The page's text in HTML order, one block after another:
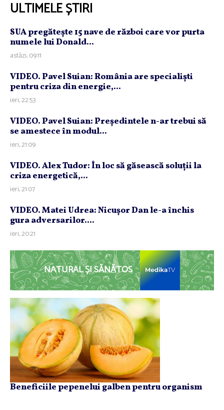
ULTIMELE ȘTIRI
SUA pregăteşte 15 nave de război care vor purta
numele lui Donald...
astăzi, 09:11
VIDEO. Pavel Suian: România are specialişti
pentru criza din energie,...
ieri, 22:53
VIDEO. Pavel Suian: Preşedintele n-ar trebui să
se amestece în modul...
ieri, 21:09
VIDEO. Alex Tudor: În loc să găsească soluţii la
criza energetică,...
ieri, 21:07
VIDEO. Matei Udrea: Nicuşor Dan le-a închis
gura adversarilor....
ieri, 20:21
NATURAL ȘI SĂNĂTOS
Beneficiile pepenelui galben pentru organism